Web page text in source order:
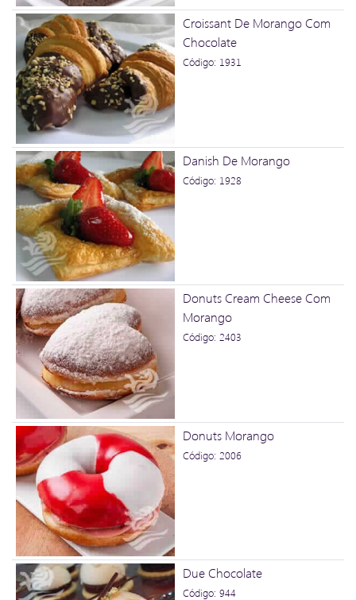
Croissant De Morango Com
Chocolate
Código: 1931
Danish De Morango
Código: 1928
Donuts Cream Cheese Com
Morango
Código: 2403
Donuts Morango
Código: 2006
Due Chocolate
Código: 944